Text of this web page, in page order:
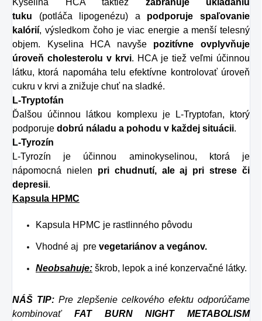
Kyselina HCA taktiež zabraňuje ukladaniu
tuku (potláča lipogenézu) a podporuje spaľovanie
kalórií, výsledkom čoho je viac energie a menší telesný
objem. Kyselina HCA navyše pozitívne ovplyvňuje
úroveň cholesterolu v krvi. HCA je tiež veľmi účinnou
látku, ktorá napomáha telu efektívne kontrolovať úroveň
cukru v krvi a znižuje chuť na sladké.
L-Tryptofán
Ďalšou účinnou látkou komplexu je L-Tryptofan, ktorý
podporuje dobrú náladu a pohodu v každej situácii.
L-Tyrozín
L-Tyrozín je účinnou aminokyselinou, ktorá je
nápomocná nielen pri chudnutí, ale aj pri strese či
depresii.
Kapsula HPMC
Kapsula HPMC je rastlinného pôvodu
Vhodné aj pre vegetariánov a vegánov.
Neobsahuje: škrob, lepok a iné konzervačné látky.
NÁŠ TIP: Pre zlepšenie celkového efektu odporúčame
kombinovať FAT BURN NIGHT METABOLISM